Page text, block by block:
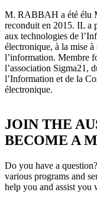
M. RABBAH a été élu
reconduit en 2015. IL a
aux technologies de
électronique, à la mise
l’information. Membre
l’association Sigma21,
l’Information et de la
électronique.
JOIN THE
BECOME A
Do you have a
various programs and
help you and assist you